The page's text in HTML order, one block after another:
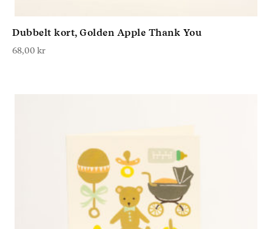
Dubbelt kort, Golden Apple Thank You
68,00 kr